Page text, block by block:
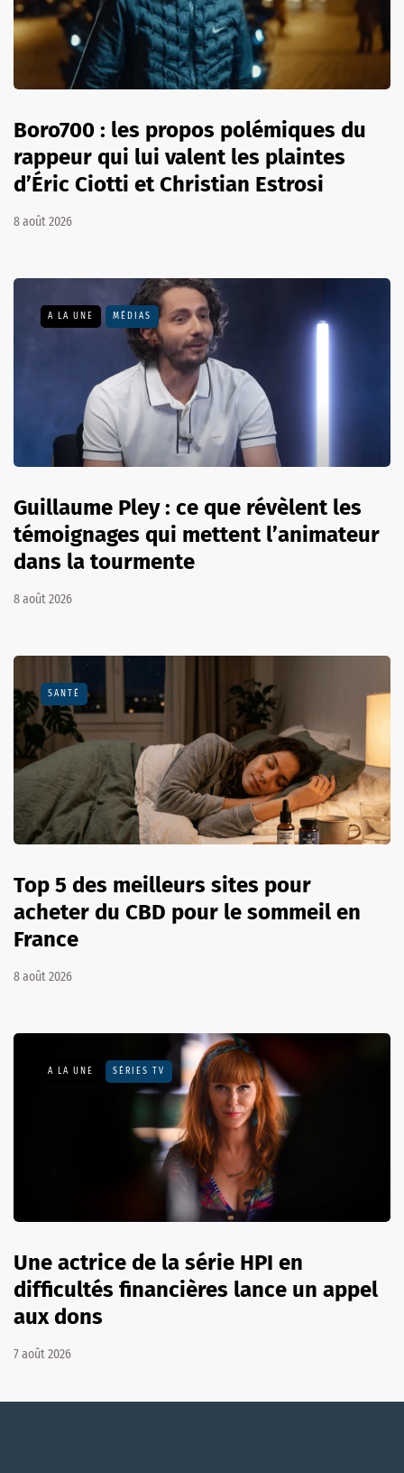
Boro700 : les propos polémiques du
rappeur qui lui valent les plaintes
d’Éric Ciotti et Christian Estrosi
8 août 2026
A LA UNE MÉDIAS
Guillaume Pley : ce que révèlent les
témoignages qui mettent l’animateur
dans la tourmente
8 août 2026
SANTÉ
Top 5 des meilleurs sites pour
acheter du CBD pour le sommeil en
France
8 août 2026
A LA UNE SÉRIES TV
Une actrice de la série HPI en
difficultés financières lance un appel
aux dons
7 août 2026